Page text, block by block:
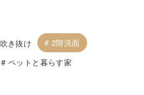
吹き抜け
2階洗面
ペットと暮らす家